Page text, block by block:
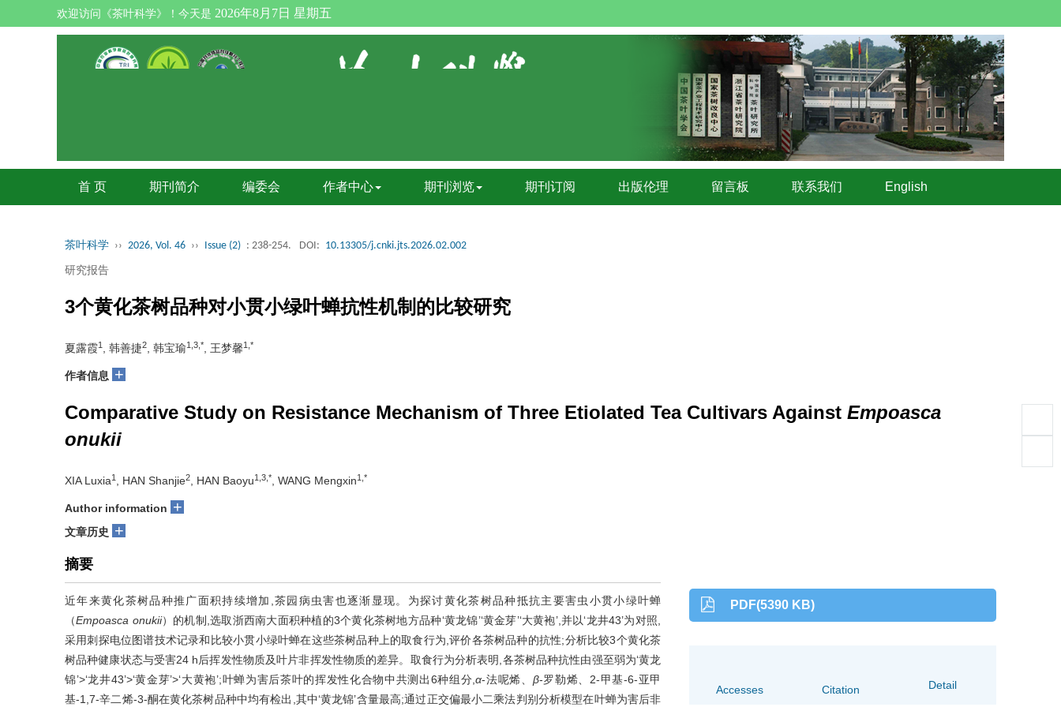
欢迎访问《茶叶科学》！今天是 2026年8月7日 星期五
首 页 期刊简介 编委会 作者中心 期刊浏览 期刊订阅 出版伦理 留言板 联系我们 English
茶叶科学 ›› 2026, Vol. 46 ›› Issue (2) : 238-254. DOI: 10.13305/j.cnki.jts.2026.02.002
研究报告
3个黄化茶树品种对小贯小绿叶蝉抗性机制的比较研究
夏露霞1 , 韩善捷2 , 韩宝瑜1,3,* , 王梦馨1,*
作者信息 +
Comparative Study on Resistance Mechanism of Three Etiolated Tea Cultivars Against Empoasca
onukii
XIA Luxia1 , HAN Shanjie2 , HAN Baoyu1,3,* , WANG Mengxin1,*
Author information +
文章历史 +
摘要
近年来黄化茶树品种推广面积持续增加,茶园病虫害也逐渐显现。为探讨黄化茶树品种抵抗主要害虫小贯小绿叶蝉
（Empoasca onukii）的机制,选取浙西南大面积种植的3个黄化茶树地方品种‘黄龙锦’‘黄金芽’‘大黄袍’,并以‘龙井43’为对照,
采用刺探电位图谱技术记录和比较小贯小绿叶蝉在这些茶树品种上的取食行为,评价各茶树品种的抗性;分析比较3个黄化茶
树品种健康状态与受害24 h后挥发性物质及叶片非挥发性物质的差异。取食行为分析表明,各茶树品种抗性由强至弱为‘黄龙
锦’>‘龙井43’>‘黄金芽’>‘大黄袍’;叶蝉为害后茶叶的挥发性化合物中共测出6种组分,α-法呢烯、 β-罗勒烯、2-甲基-6-亚甲
基-1,7-辛二烯-3-酮在黄化茶树品种中均有检出,其中‘黄龙锦’含量最高;通过正交偏最小二乘法判别分析模型在叶蝉为害后非
PDF(5390 KB)
Accesses Citation Detail